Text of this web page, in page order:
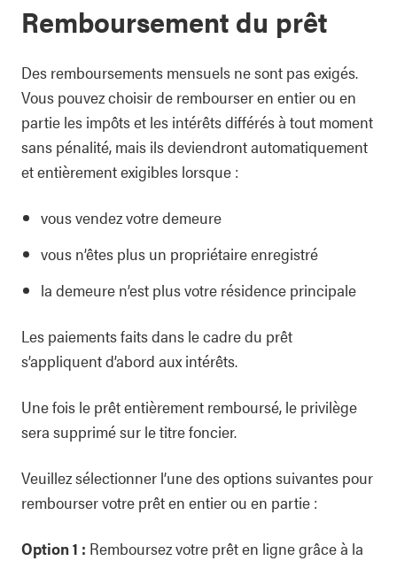
Remboursement du prêt
Des remboursements mensuels ne sont pas exigés.
Vous pouvez choisir de rembourser en entier ou en
partie les impôts et les intérêts différés à tout moment
sans pénalité, mais ils deviendront automatiquement
et entièrement exigibles lorsque :
vous vendez votre demeure
vous n’êtes plus un propriétaire enregistré
la demeure n’est plus votre résidence principale
Les paiements faits dans le cadre du prêt
s’appliquent d’abord aux intérêts.
Une fois le prêt entièrement remboursé, le privilège
sera supprimé sur le titre foncier.
Veuillez sélectionner l’une des options suivantes pour
rembourser votre prêt en entier ou en partie :
Option 1 : Remboursez votre prêt en ligne grâce à la